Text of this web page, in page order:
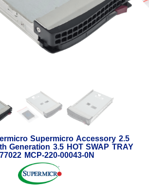
Supermicro Accessory 2.5
Generation 3.5 HOT SWAP TRAY
MCP-220-00043-0N